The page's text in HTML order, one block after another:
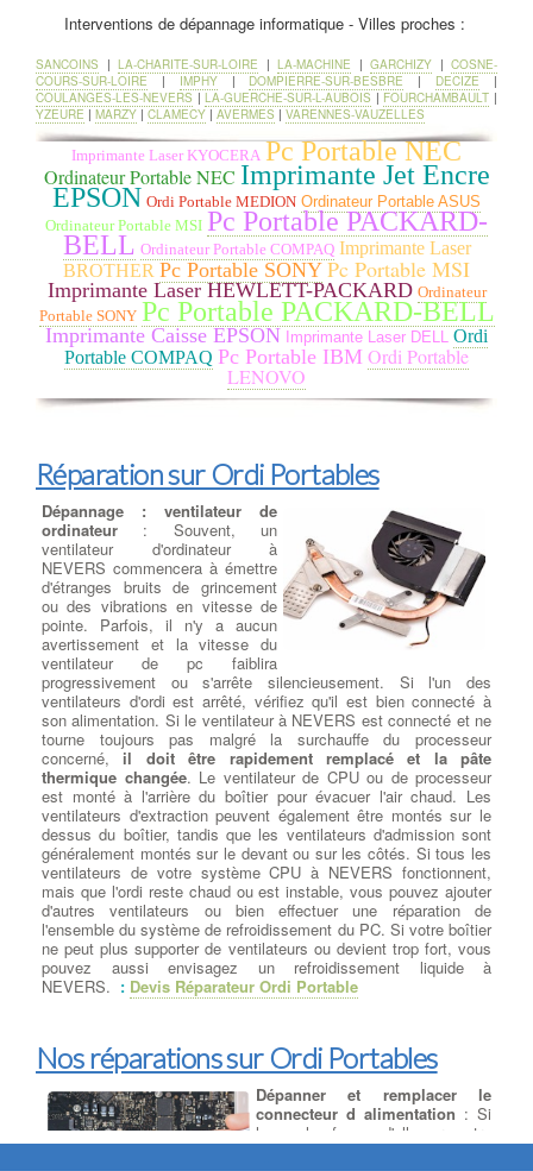
ventilateurs ou devient trop fort, envisagez un refroidissement
Dépanner ou remplacer votre
carte mère: Elément majeur d'un
PC de bureau à NEVERS, sur
laquelle votreprocesseur, carte
graphique, barrette mémoireet
autres composants viennent se
greffer, la carte mère doit répondre
à plusieurs critères selon la
configuration de votre ordinateur à
NEVERS et les logiciels installés. Nous devonschoisir la
meilleure carte mère gamerou bureautique pour processeur
Intel ou processeur AMD parmi les plus grandes marques à
NEVERS :ASUS, GIGABYTE, MSI. Une bonne carte mère est
celle qui correspond à votre besoin : son format (mini-ITX, micro-
ATX, ou encore ATX), son évolutivité (USB 3.1, USB 3.0, SATA
III, PCI-express 2.0, etc.) ou son prix (de la carte mère petit prix
à la plus haut de gamme).
lecteur - Graveur cd dvd
Rajout ou Réparation lecteurs
DC/DVD
gravure de tous vos médias
Cdrom ou DVD, nous avons
sélectionné pour vous le meilleur
des lecteurs et graveurs CD/DVD
et Blu-ray. à NEVERS Que vous recherchiez un lecteur-graveur
Optique interne ou externe, nous remplaçons votre lecteur HS
par un lecteur/Graveur des plus grandes marques : LG,
Samsung, Asus, Lite-On et Pioneer … à NEVERS CD-ROM,
DVD-ROM et les lecteurs Blu-ray sont disponibles dans les types
de lecteurs réinscriptibles. RW ont toutes les fonctionnalités de
leurs homologues en lecture seule, mais peut aussi écrire des
données sur le disque. Écrire des vitesses sont généralement
plus lent que vitesses de lecture pour maintenir la stabilité .
Ajouter ou Remplacer les
barettes mémoires:Ajout
Barrettes Mémoires: Toujours
plus gourmand en ressources, les
logiciels et jeux récents sont de
véritables consommateurs de
mémoire. Pour donner un bon
coup de souffle à votre PC , votre
Mac ou votre PC portable, augmentez la taille de la mémoire
vive de votre ordinateur . à NEVERS De la mémoire vive 1 Go à
128 Go de 400 MHz à 4333 MHz, les meilleures barrettes
mémoires parmi les plus grandes marques Corsair, Crucial,
mémoires pour ajouter à votre machine (Windows 7, Windows 8,
Windows 10 ou Mac OS) des barrettes RAM DDR DDR2, DDR3
ou DDR4.
Dépanner ou remplacer
l’alimentation:Dépanner ou
Interventions de dépannage informatique - Villes proches :
SANCOINS | LA-CHARITE-SUR-LOIRE | LA-MACHINE | GARCHIZY | COSNE-
COURS-SUR-LOIRE | IMPHY| DOMPIERRE-SUR-BESBRE | DECIZE |
COULANGES-LES-NEVERS |LA-GUERCHE-SUR-L-AUBOIS | FOURCHAMBAULT |
YZEURE | MARZY | CLAMECY | AVERMES | VARENNES-VAUZELLES
Imprimante Laser KYOCERA Pc Portable NEC
Ordinateur Portable NEC Imprimante Jet Encre
EPSON Ordi Portable MEDION Ordinateur Portable ASUS
Ordinateur Portable MSI Pc Portable PACKARD-
BELL Ordinateur Portable COMPAQ Imprimante Laser
BROTHER Pc Portable SONY Pc Portable MSI
Imprimante Laser HEWLETT-PACKARD Ordinateur
Portable SONY Pc Portable PACKARD-BELL
Imprimante Caisse EPSON Imprimante Laser DELL Ordi
Portable COMPAQ Pc Portable IBM Ordi Portable
LENOVO
Réparation sur Ordi Portables
Dépannage : ventilateur de
ordinateur : Souvent, un
ventilateur d'ordinateur à
NEVERS commencera à émettre
d'étranges bruits de grincement
ou des vibrations en vitesse de
pointe. Parfois, il n'y a aucun
avertissement et la vitesse du
ventilateur de pc faiblira
progressivement ou s'arrête silencieusement. Si l'un des
ventilateurs d'ordi est arrêté, vérifiez qu'il est bien connecté à
son alimentation. Si le ventilateur à NEVERS est connecté et ne
tourne toujours pas malgré la surchauffe du processeur
concerné, il doit être rapidement remplacé et la pâte
thermique changée. Le ventilateur de CPU ou de processeur
est monté à l'arrière du boîtier pour évacuer l'air chaud. Les
ventilateurs d'extraction peuvent également être montés sur le
dessus du boîtier, tandis que les ventilateurs d'admission sont
généralement montés sur le devant ou sur les côtés. Si tous les
ventilateurs de votre système CPU à NEVERS fonctionnent,
mais que l'ordi reste chaud ou est instable, vous pouvez ajouter
d'autres ventilateurs ou bien effectuer une réparation de
l'ensemble du système de refroidissement du PC. Si votre boîtier
ne peut plus supporter de ventilateurs ou devient trop fort, vous
pouvez aussi envisagez un refroidissement liquide à
NEVERS. : Devis Réparateur Ordi Portable
Nos réparations sur Ordi Portables
Dépanner et remplacer le
connecteur d alimentation : Si
la seule façon d'allumer votre
ordinateur est de tenir la prise